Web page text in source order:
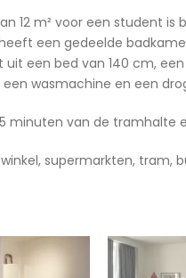
12 m² voor een student
een gedeelde
een bed van 140 cm,
een wasmachine en een
minuten van de tramhalte
supermarkten, tram,